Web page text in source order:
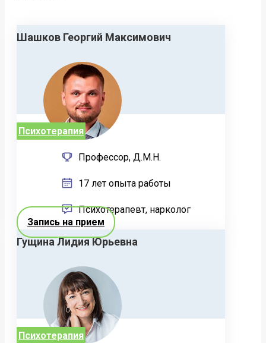
Шашков Георгий Максимович
Психотерапия
Профессор, Д.М.Н.
17 лет опыта работы
Психотерапевт, нарколог
Запись на прием
Гущина Лидия Юрьевна
Психотерапия